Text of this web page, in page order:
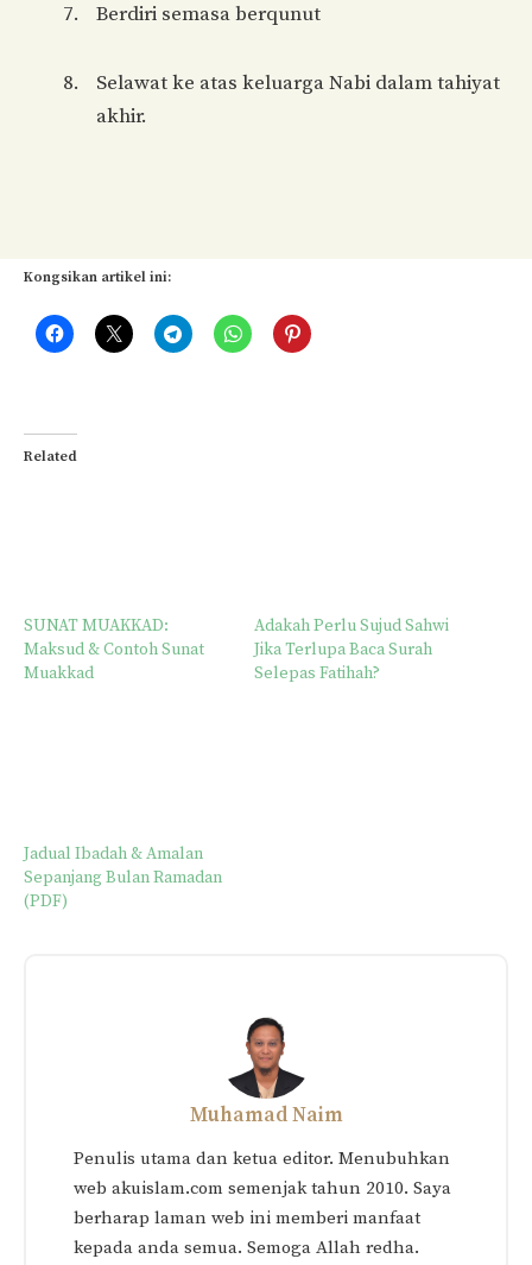
Berdiri semasa berqunut
Selawat ke atas keluarga Nabi dalam tahiyat
akhir.
Kongsikan artikel ini:
Related
SUNAT MUAKKAD:
Maksud & Contoh Sunat
Muakkad
Adakah Perlu Sujud Sahwi
Jika Terlupa Baca Surah
Selepas Fatihah?
Jadual Ibadah & Amalan
Sepanjang Bulan Ramadan
(PDF)
Muhamad Naim
Penulis utama dan ketua editor. Menubuhkan
web akuislam.com semenjak tahun 2010. Saya
berharap laman web ini memberi manfaat
kepada anda semua. Semoga Allah redha.